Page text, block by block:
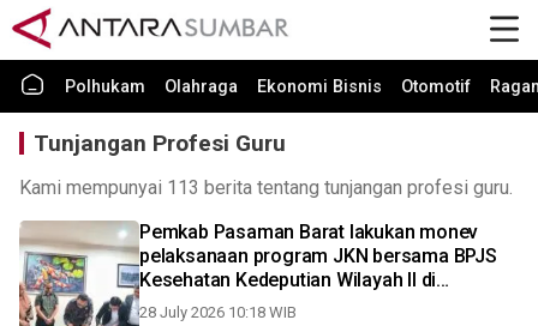
Polhukam Olahraga Ekonomi Bisnis Otomotif
Tunjangan Profesi Guru
Kami mempunyai 113 berita tentang tunjangan profesi guru.
Pemkab Pasaman Barat lakukan monev
pelaksanaan program JKN bersama BPJS
Kesehatan Kedeputian Wilayah II di
Pekanbaru
28 July 2026 10:18 WIB